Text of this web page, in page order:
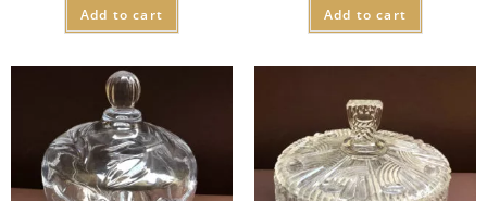
Add to cart
Add to cart